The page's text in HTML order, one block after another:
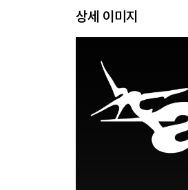
- GROUP POSTCARD
- SELFIE
- SEAL STICKER : W
상세 이미지